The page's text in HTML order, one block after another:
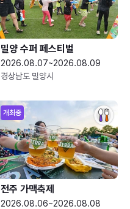
밀양 수퍼 페스티벌
2026.08.07~2026.08.09
경상남도 밀양시
개최중
전주 가맥축제
2026.08.06~2026.08.08